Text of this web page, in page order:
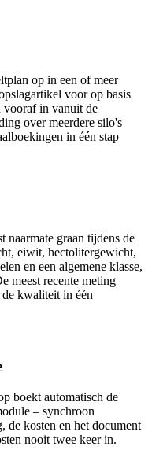
op in een of meer
voor op basis
vooraf in vanuit de
over meerdere silo's
in één stap
naarmate graan tijdens de
eiwit, hectolitergewicht,
en een algemene klasse,
meest recente meting
kwaliteit in één
boekt automatisch de
– synchroon
kosten en het document
nooit twee keer in.